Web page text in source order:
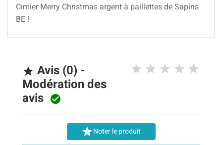
Cimier Merry Christmas argent à paillettes de Sapins
BE !
 Avis (0) -
Modération des
avis 
Noter le produit